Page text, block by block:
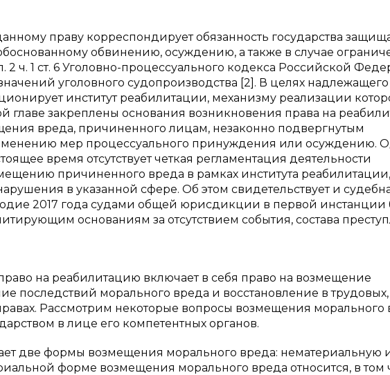
праву корреспондирует обязанность государства
обвинению, осуждению, а также в случае
2 ч. 1 ст. 6 Уголовно-процессуального кодекса Российской
уголовного судопроизводства [2]. В целях надлежащего
институт реабилитации, механизму реализации
главе закреплены основания возникновения права на
вреда, причиненного лицам, незаконно подвергнутым
мер процессуального принуждения или осуждению.
время отсутствует четкая регламентация деятельности
причиненного вреда в рамках института реабилитации,
в указанной сфере. Об этом свидетельствует и
2017 года судами общей юрисдикции в первой инстанции
основаниям за отсутствием события, состава
на реабилитацию включает в себя право на возмещение
последствий морального вреда и восстановление в трудовых,
Рассмотрим некоторые вопросы возмещения морального
в лице его компетентных органов.
две формы возмещения морального вреда: нематериальную
форме возмещения морального вреда относится, в том